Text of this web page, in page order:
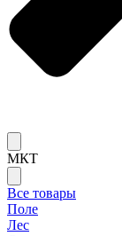
МКТ
Все товары
Поле
Лес